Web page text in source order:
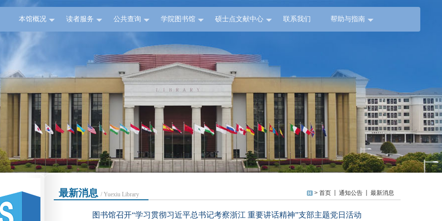
本馆概况 读者服务 公共查询 学院图书馆 硕士点文献中心 联系我们 帮助与指南
最新消息 / Yuexiu Library > 首页 通知公告 最新消息
图书馆召开“学习贯彻习近平总书记考察浙江 重要讲话精神”支部主题党日活动